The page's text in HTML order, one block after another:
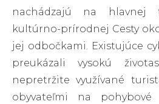
nachádzajú na hlavnej
kultúrno-prírodnej Cesty
jej odbočkami. Existujúce
preukázali vysokú
nepretržite využívané
obyvateľmi na pohybové